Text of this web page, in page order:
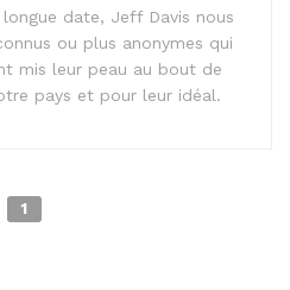
date, Jeff Davis nous
ou plus anonymes qui
mis leur peau au bout de
pays et pour leur idéal.
1